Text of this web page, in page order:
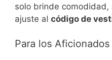
solo brinde comodidad,
ajuste al código de
Para los